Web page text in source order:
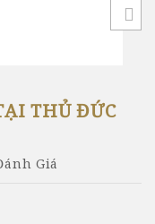
THỦ ĐỨC
Giá